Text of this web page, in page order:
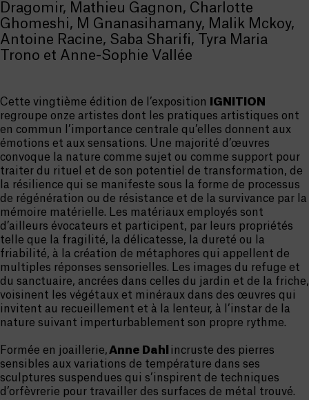
Dragomir, Mathieu Gagnon, Charlotte
Ghomeshi, M Gnanasihamany, Malik Mckoy,
Antoine Racine, Saba Sharifi, Tyra Maria
Trono et Anne-Sophie Vallée
Cette vingtième édition de l’exposition
IGNITION
regroupe onze artistes dont les pratiques artistiques ont
en commun l’importance centrale qu’elles donnent aux
émotions et aux sensations. Une majorité d’œuvres
convoque la nature comme sujet ou comme support pour
traiter du rituel et de son potentiel de transformation, de
la résilience qui se manifeste sous la forme de processus
de régénération ou de résistance et de la survivance par la
mémoire matérielle. Les matériaux employés sont
d’ailleurs évocateurs et participent, par leurs propriétés
telle que la fragilité, la délicatesse, la dureté ou la
friabilité, à la création de métaphores qui appellent de
multiples réponses sensorielles. Les images du refuge et
du sanctuaire, ancrées dans celles du jardin et de la friche,
voisinent les végétaux et minéraux dans des œuvres qui
invitent au recueillement et à la lenteur, à l’instar de la
nature suivant imperturbablement son propre rythme.
Formée en joaillerie,Anne Dahl incruste des pierres
sensibles aux variations de température dans ses
sculptures suspendues qui s’inspirent de techniques
d’orfèvrerie pour travailler des surfaces de métal trouvé.